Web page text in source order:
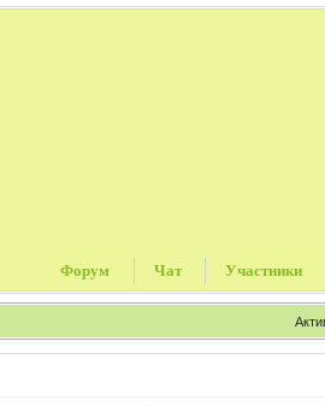
Форум Чат Участники